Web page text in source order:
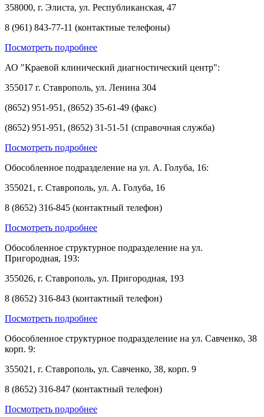
358000, г. Элиста, ул. Республиканская, 47
8 (961) 843-77-11 (контактные телефоны)
Посмотреть подробнее
АО "Краевой клинический диагностический центр":
355017 г. Ставрополь, ул. Ленина 304
(8652) 951-951, (8652) 35-61-49 (факс)
(8652) 951-951, (8652) 31-51-51 (справочная служба)
Посмотреть подробнее
Обособленное подразделение на ул. А. Голуба, 16:
355021, г. Ставрополь, ул. А. Голуба, 16
8 (8652) 316-845 (контактный телефон)
Посмотреть подробнее
Обособленное структурное подразделение на ул.
Пригородная, 193:
355026, г. Ставрополь, ул. Пригородная, 193
8 (8652) 316-843 (контактный телефон)
Посмотреть подробнее
Обособленное структурное подразделение на ул. Савченко, 38
корп. 9:
355021, г. Ставрополь, ул. Савченко, 38, корп. 9
8 (8652) 316-847 (контактный телефон)
Посмотреть подробнее